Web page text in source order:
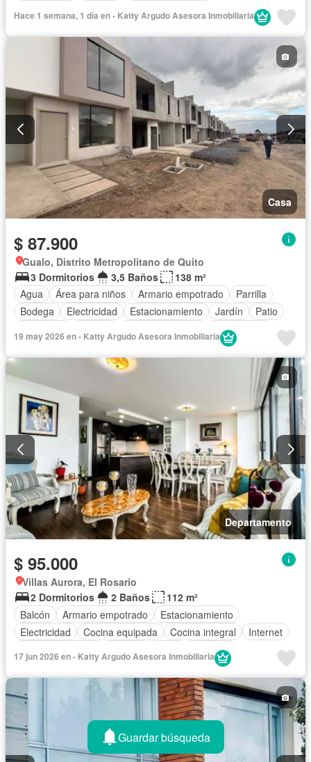
Hace 1 semana, 1 día en - Katty Argudo Asesora Inmobiliaria
Casa
$ 87.900
Gualo, Distrito Metropolitano de Quito
3 Dormitorios
3,5 Baños
138 m²
Agua
Área para niños Armario empotrado
Parrilla
Bodega
Electricidad Estacionamiento Jardín
Patio
Sin amoblar
19 may 2026 en - Katty Argudo Asesora Inmobiliaria
Departamento
$ 95.000
Villas Aurora, El Rosario
2 Dormitorios
2 Baños
112 m²
Balcón
Armario empotrado
Estacionamiento
Electricidad
Cocina equipada Cocina integral
Internet
Conserje
Acceso para personas con discapacidad
Parrilla
Garita de guardianía
Gimnasio Ascensor
Seguridad
Wifi
17 jun 2026 en - Katty Argudo Asesora Inmobiliaria
Guardar búsqueda